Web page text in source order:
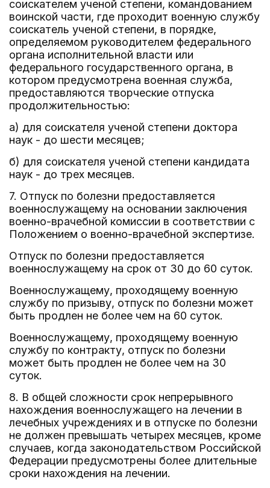
соискателем ученой степени, командованием
воинской части, где проходит военную службу
соискатель ученой степени, в порядке,
определяемом руководителем федерального
органа исполнительной власти или
федерального государственного органа, в
котором предусмотрена военная служба,
предоставляются творческие отпуска
продолжительностью:
а) для соискателя ученой степени доктора
наук - до шести месяцев;
б) для соискателя ученой степени кандидата
наук - до трех месяцев.
7. Отпуск по болезни предоставляется
военнослужащему на основании заключения
военно-врачебной комиссии в соответствии с
Положением о военно-врачебной экспертизе.
Отпуск по болезни предоставляется
военнослужащему на срок от 30 до 60 суток.
Военнослужащему, проходящему военную
службу по призыву, отпуск по болезни может
быть продлен не более чем на 60 суток.
Военнослужащему, проходящему военную
службу по контракту, отпуск по болезни
может быть продлен не более чем на 30
суток.
8. В общей сложности срок непрерывного
нахождения военнослужащего на лечении в
лечебных учреждениях и в отпуске по болезни
не должен превышать четырех месяцев, кроме
случаев, когда законодательством Российской
Федерации предусмотрены более длительные
сроки нахождения на лечении.